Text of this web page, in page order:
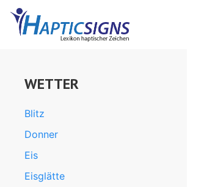
Direkt
zum
Inhalt
WETTER
Blitz
Donner
Eis
Eisglätte